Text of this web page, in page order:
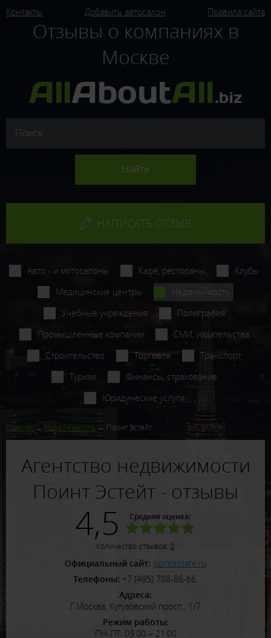
Контакты Добавить автосалон Правила сайта
Отзывы о компаниях в
Москве
НАПИСАТЬ ОТЗЫВ
Авто - и мотосалоны Кафе, рестораны
Клубы
Медицинские центры
Недвижимость
Учебные учреждения
Полиграфия
Промышленные компании
СМИ, издательства
Строительство
Торговля
Транспорт
Туризм
Финансы, страхование
Юридические услуги
Главная Недвижимость Поинт Эстейт
Агентство недвижимости
Поинт Эстейт - отзывы
Средняя оценка:
4,5
Количество отзывов: 8
Официальный сайт: pointestate.ru
Телефоны: +7 (495) 788-86-66.
Адреса:
Г.Москва, Кутузовский просп., 1/7
Режим работы:
ПН-ПТ: 09:00 – 21:00